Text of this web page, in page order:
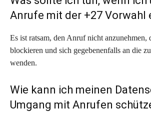
Anrufe mit der +27 Vorwahl
Es ist ratsam, den Anruf nicht anzunehmen,
blockieren und sich gegebenenfalls an die
wenden.
Wie kann ich meinen
Umgang mit Anrufen